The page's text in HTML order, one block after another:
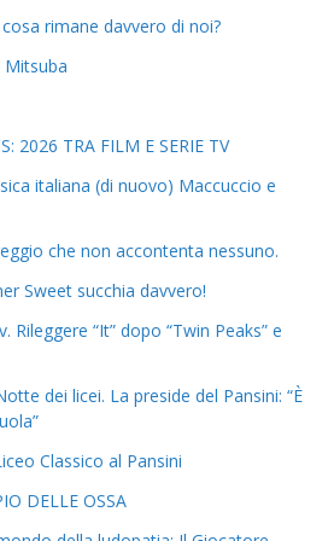
rimane davvero di noi?
2026 TRA FILM E SERIE TV
italiana (di nuovo) Maccuccio e
che non accontenta nessuno.
Sweet succhia davvero!
“It” dopo “Twin Peaks” e
dei licei. La preside del Pansini: “È
Classico al Pansini
DELLE OSSA